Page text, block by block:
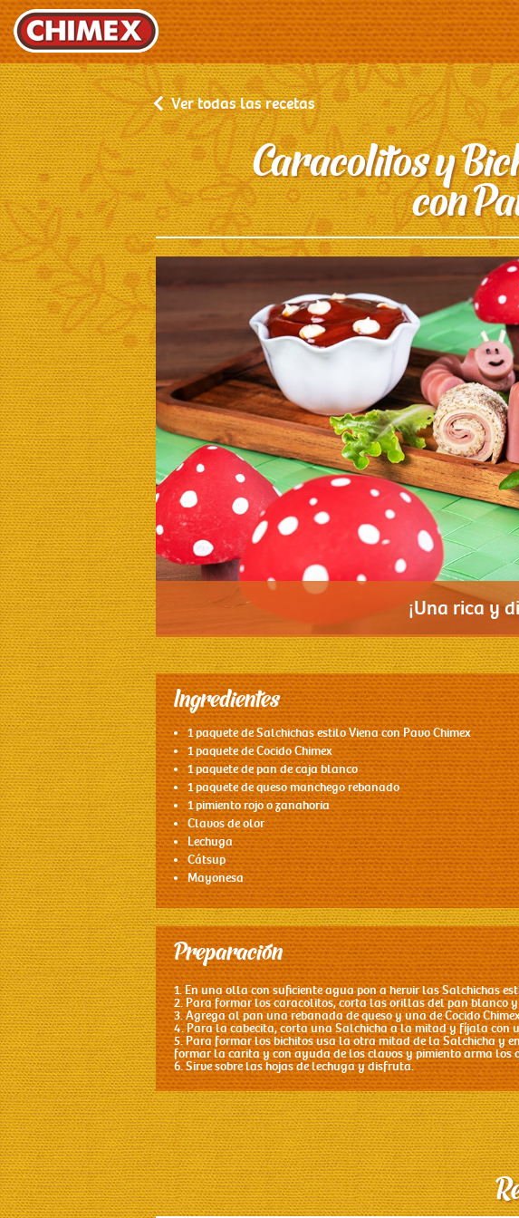
Ver todas las recetas
Caracolitos y
con
¡Una rica y
Ingredientes
1 paquete de Salchichas estilo Viena con Pavo Chimex
1 paquete de Cocido Chimex
1 paquete de pan de caja blanco
1 paquete de queso manchego rebanado
1 pimiento rojo o zanahoria
Clavos de olor
Lechuga
Cátsup
Mayonesa
Preparación
1. En una olla con suficiente agua pon a hervir las Salchichas
2. Para formar los caracolitos, corta las orillas del pan blanco
3. Agrega al pan una rebanada de queso y una de Cocido
4. Para la cabecita, corta una Salchicha a la mitad y fíjala
5. Para formar los bichitos usa la otra mitad de la Salchicha y
formar la carita y con ayuda de los clavos y pimiento arma los
6. Sirve sobre las hojas de lechuga y disfruta.